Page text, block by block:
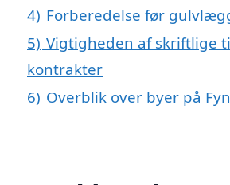
4) Forberedelse før
5) Vigtigheden af skriftlige
kontrakter
6) Overblik over byer på Fyn